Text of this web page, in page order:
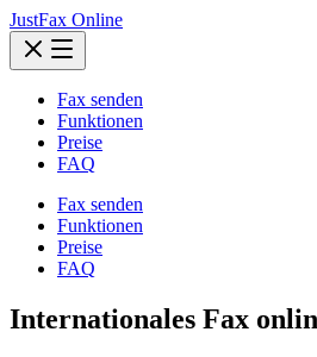
JustFax Online
Fax senden
Funktionen
Preise
FAQ
Fax senden
Funktionen
Preise
FAQ
Internationales Fax